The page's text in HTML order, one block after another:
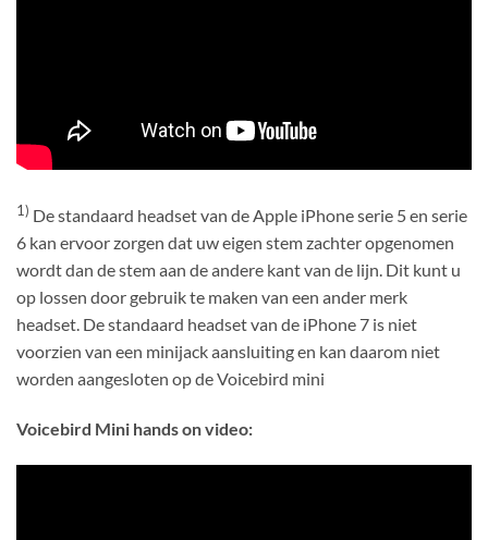
1) De standaard headset van de Apple iPhone serie 5 en serie
6 kan ervoor zorgen dat uw eigen stem zachter opgenomen
wordt dan de stem aan de andere kant van de lijn. Dit kunt u
op lossen door gebruik te maken van een ander merk
headset. De standaard headset van de iPhone 7 is niet
voorzien van een minijack aansluiting en kan daarom niet
worden aangesloten op de Voicebird mini
Voicebird Mini hands on video: